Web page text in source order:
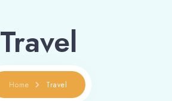
Travel
Home Travel